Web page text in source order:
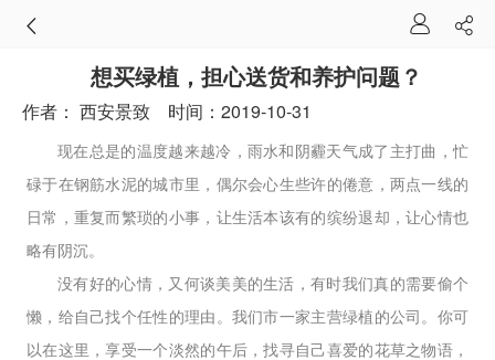
想买绿植，担心送货和养护问题？
作者： 西安景致 时间：2019-10-31
现在总是的温度越来越冷，雨水和阴霾天气成了主打曲，忙
碌于在钢筋水泥的城市里，偶尔会心生些许的倦意，两点一线的
日常，重复而繁琐的小事，让生活本该有的缤纷退却，让心情也
略有阴沉。
没有好的心情，又何谈美美的生活，有时我们真的需要偷个
懒，给自己找个任性的理由。我们市一家主营绿植的公司。你可
以在这里，享受一个淡然的午后，找寻自己喜爱的花草之物语，